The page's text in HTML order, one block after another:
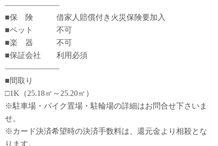
―――――――
■保 険 借家人賠償付き火災保険要加入
■ペット 不可
■楽 器 不可
■保証会社 利用必須
―――――――
■間取り
□1K（25.18㎡～25.20㎡）
※駐車場・バイク置場・駐輪場の詳細はお問合せ下さいま
せ。
※カード決済希望時の決済手数料は、還元金より相殺とな
ります。